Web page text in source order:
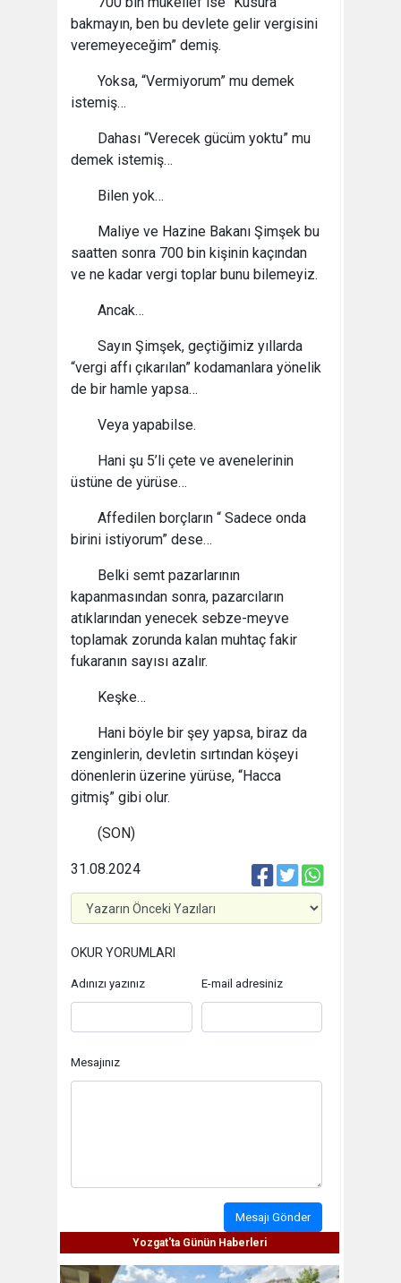
bakmayın, ben bu devlete gelir vergisini
veremeyeceğim” demiş.
Yoksa, “Vermiyorum” mu demek
istemiş…
Dahası “Verecek gücüm yoktu” mu
demek istemiş…
Bilen yok…
Maliye ve Hazine Bakanı Şimşek bu
saatten sonra 700 bin kişinin kaçından
ve ne kadar vergi toplar bunu bilemeyiz.
Ancak…
Sayın Şimşek, geçtiğimiz yıllarda
“vergi affı çıkarılan” kodamanlara yönelik
de bir hamle yapsa…
Veya yapabilse.
Hani şu 5’li çete ve avenelerinin
üstüne de yürüse…
Affedilen borçların “ Sadece onda
birini istiyorum” dese…
Belki semt pazarlarının
kapanmasından sonra, pazarcıların
atıklarından yenecek sebze-meyve
toplamak zorunda kalan muhtaç fakir
fukaranın sayısı azalır.
Keşke…
Hani böyle bir şey yapsa, biraz da
zenginlerin, devletin sırtından köşeyi
dönenlerin üzerine yürüse, “Hacca
gitmiş” gibi olur.
(SON)
31.08.2024
OKUR YORUMLARI
Adınızı yazınız E-mail adresiniz
Mesajınız
Mesajı Gönder
Yozgat'ta Günün Haberleri